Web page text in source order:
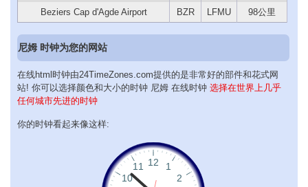
Beziers Cap d'Agde Airport
BZR LFMU 98公里
尼姆 时钟为您的网站
在线html时钟由24TimeZones.com提供的是非常好的部件和花式网
站! 你可以选择颜色和大小的时钟 尼姆 在线时钟 选择在世界上几乎
任何城市先进的时钟
你的时钟看起来像这样: